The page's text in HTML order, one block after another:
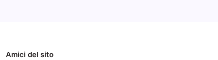
Amici del sito